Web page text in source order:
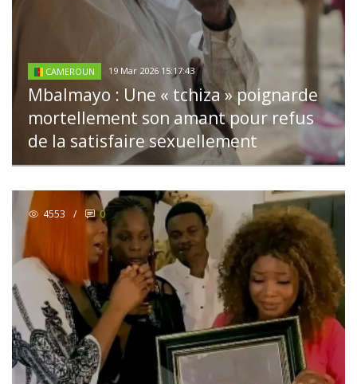
CAMEROUN 19 Mar 2026 15:17:43
Mbalmayo : Une « tchiza » poignarde
mortellement son amant pour refus
de la satisfaire sexuellement
4553 / 0